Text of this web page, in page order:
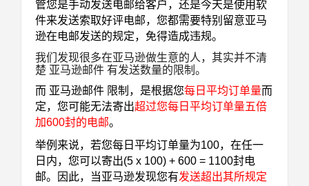
管您是手动发送电邮给客户，还是今天是使用软
件来发送索取好评电邮，您都需要特别留意亚马
逊在电邮发送的规定，免得造成违规。
我们发现很多在亚马逊做生意的人，其实并不清
楚 亚马逊邮件 有发送数量的限制。
而 亚马逊邮件 限制，是根据您每日平均订单量而
定，您可能无法寄出超过您每日平均订单量五倍
加600封的电邮。
举例来说，若您每日平均订单量为100，在任一
日内，您可以寄出(5 x 100) + 600 = 1100封电
邮。因此，当亚马逊发现您有发送超出其所规定